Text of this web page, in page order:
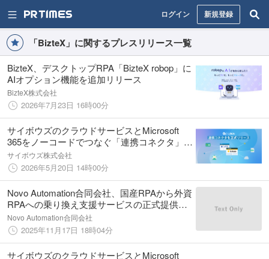
ログイン 新規登録
「BizteX」に関するプレスリリース一覧
BizteX、デスクトップRPA「BizteX robop」に
AIオプション機能を追加リリース
BizteX株式会社
2026年7月23日 16時00分
サイボウズのクラウドサービスとMicrosoft
365をノーコードでつなぐ「連携コネクタ」を
正式リリース
サイボウズ株式会社
2026年5月20日 14時00分
Novo Automation合同会社、国産RPAから外資
RPAへの乗り換え支援サービスの正式提供を
10月から開始(HPへの公開を開始)
Novo Automation合同会社
2025年11月17日 18時04分
サイボウズのクラウドサービスとMicrosoft